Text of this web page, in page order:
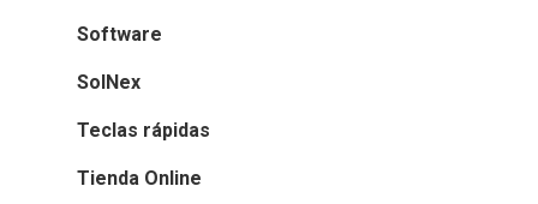
Software
SolNex
Teclas rápidas
Tienda Online